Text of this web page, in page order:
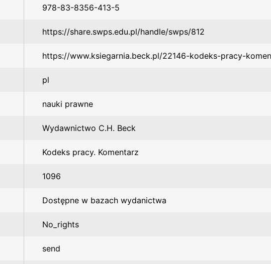
978-83-8356-413-5
https://share.swps.edu.pl/handle/swps/812
https://www.ksiegarnia.beck.pl/22146-kodeks-pracy-
pl
nauki prawne
Wydawnictwo C.H. Beck
Kodeks pracy. Komentarz
1096
Dostępne w bazach wydanictwa
No_rights
send